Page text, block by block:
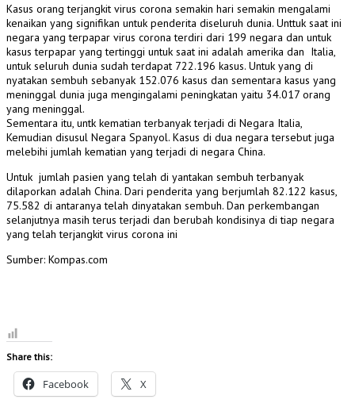
Kasus orang terjangkit virus corona semakin hari semakin mengalami
kenaikan yang signifikan untuk penderita diseluruh dunia. Unttuk saat ini
negara yang terpapar virus corona terdiri dari 199 negara dan untuk
kasus terpapar yang tertinggi untuk saat ini adalah amerika dan Italia,
untuk seluruh dunia sudah terdapat 722.196 kasus. Untuk yang di
nyatakan sembuh sebanyak 152.076 kasus dan sementara kasus yang
meninggal dunia juga mengingalami peningkatan yaitu 34.017 orang
yang meninggal.
Sementara itu, untk kematian terbanyak terjadi di Negara Italia,
Kemudian disusul Negara Spanyol. Kasus di dua negara tersebut juga
melebihi jumlah kematian yang terjadi di negara China.
Untuk jumlah pasien yang telah di yantakan sembuh terbanyak
dilaporkan adalah China. Dari penderita yang berjumlah 82.122 kasus,
75.582 di antaranya telah dinyatakan sembuh. Dan perkembangan
selanjutnya masih terus terjadi dan berubah kondisinya di tiap negara
yang telah terjangkit virus corona ini
Sumber: Kompas.com
Share this:
Facebook X